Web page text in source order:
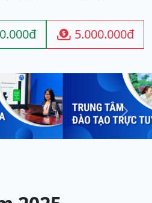
 5.000.000đ
Next